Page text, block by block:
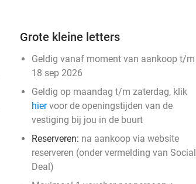
Grote kleine letters
Geldig vanaf moment van aankoop t/m
18 sep 2026
Geldig op maandag t/m zaterdag, klik
hiervoor de openingstijden van de
vestiging bij jou in de buurt
Reserveren: na aankoop via website
reserveren (onder vermelding van Social
Deal)